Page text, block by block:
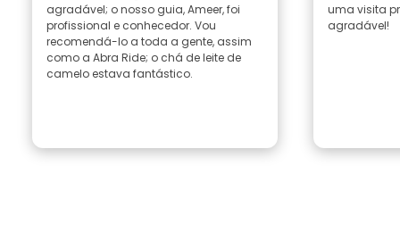
agradável; o nosso guia, Ameer, foi
profissional e conhecedor. Vou
recomendá-lo a toda a gente, assim
como a Abra Ride; o chá de leite de
camelo estava fantástico.
uma visita
agradável!